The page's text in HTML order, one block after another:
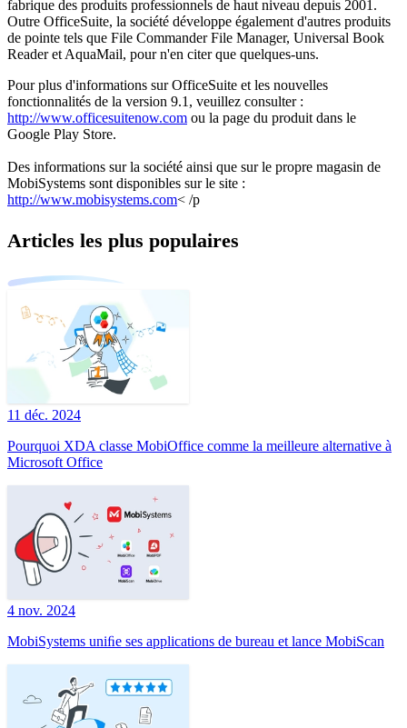
fabrique des produits professionnels de haut niveau depuis 2001.
Outre OfficeSuite, la société développe également d'autres produits
de pointe tels que File Commander File Manager, Universal Book
Reader et AquaMail, pour n'en citer que quelques-uns.
Pour plus d'informations sur OfficeSuite et les nouvelles
fonctionnalités de la version 9.1, veuillez consulter :
http://www.officesuitenow.com ou la page du produit dans le
Google Play Store.
Des informations sur la société ainsi que sur le propre magasin de
MobiSystems sont disponibles sur le site :
http://www.mobisystems.com< /p
Articles les plus populaires
11 déc. 2024
Pourquoi XDA classe MobiOffice comme la meilleure alternative à
Microsoft Office
4 nov. 2024
MobiSystems uniﬁe ses applications de bureau et lance MobiScan